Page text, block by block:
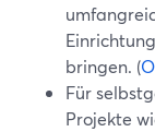
bringen. (
Für
Projekte